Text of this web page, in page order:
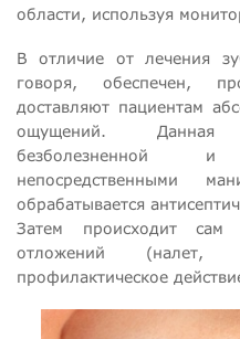
области, используя
В отличие от лечения
говоря, обеспечен,
доставляют пациентам
ощущений. Данная
безболезненной
непосредственными
обрабатывается
Затем происходит сам
отложений
профилактическое